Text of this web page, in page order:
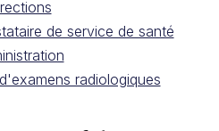
de service de santé
radiologiques